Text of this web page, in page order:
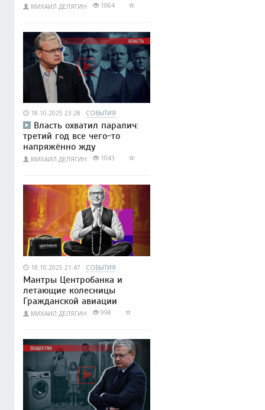
МИХАИЛ ДЕЛЯГИН 1064
18.10.2025 23:28 СОБЫТИЯ
Власть охватил паралич:
третий год все чего-то
напряжённо жду
МИХАИЛ ДЕЛЯГИН 1043
18.10.2025 21:47 СОБЫТИЯ
Мантры Центробанка и
летающие колесницы
Гражданской авиации
МИХАИЛ ДЕЛЯГИН 998